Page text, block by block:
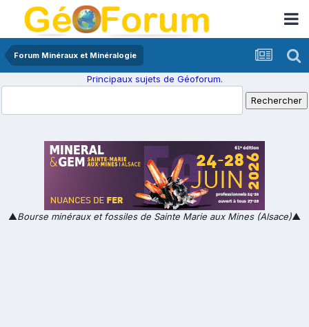
Forum Minéraux et Minéralogie
Principaux sujets de Géoforum.
▲Bourse minéraux et fossiles de Sainte Marie aux Mines (Alsace)▲